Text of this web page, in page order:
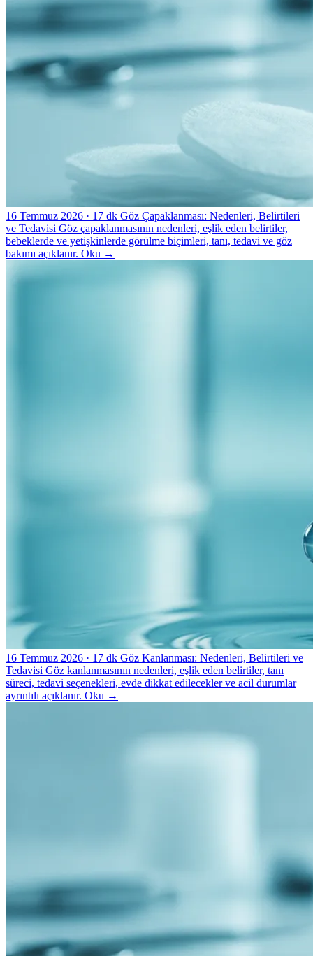
16 Temmuz 2026 · 17 dk Göz Çapaklanması: Nedenleri, Belirtileri
ve Tedavisi Göz çapaklanmasının nedenleri, eşlik eden belirtiler,
bebeklerde ve yetişkinlerde görülme biçimleri, tanı, tedavi ve göz
bakımı açıklanır. Oku →
16 Temmuz 2026 · 17 dk Göz Kanlanması: Nedenleri, Belirtileri ve
Tedavisi Göz kanlanmasının nedenleri, eşlik eden belirtiler, tanı
süreci, tedavi seçenekleri, evde dikkat edilecekler ve acil durumlar
ayrıntılı açıklanır. Oku →